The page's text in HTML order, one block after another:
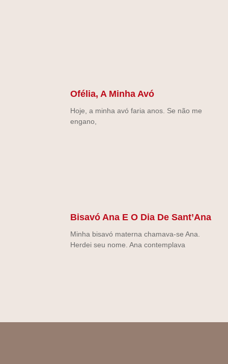
Ofélia, A Minha Avó
Hoje, a minha avó faria anos. Se não me
engano,
Bisavó Ana E O Dia De Sant’Ana
Minha bisavó materna chamava-se Ana.
Herdei seu nome. Ana contemplava